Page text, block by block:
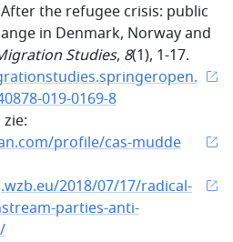
the refugee crisis: public
in Denmark, Norway and
Studies, 8(1), 1-17.
019-0169-8
profile/cas-mudde
2018/07/17/radical-
parties-anti-